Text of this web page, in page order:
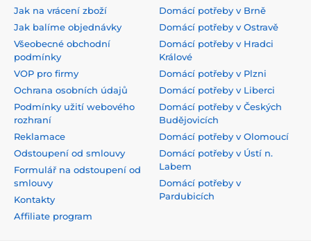
Jak na vrácení zboží
Jak balíme objednávky
Všeobecné obchodní
podmínky
VOP pro firmy
Ochrana osobních údajů
Podmínky užití webového
rozhraní
Reklamace
Odstoupení od smlouvy
Formulář na odstoupení od
smlouvy
Kontakty
Affiliate program
Domácí potřeby v Brně
Domácí potřeby v Ostravě
Domácí potřeby v Hradci
Králové
Domácí potřeby v Plzni
Domácí potřeby v Liberci
Domácí potřeby v Českých
Budějovicích
Domácí potřeby v Olomoucí
Domácí potřeby v Ústí n.
Labem
Domácí potřeby v
Pardubicích